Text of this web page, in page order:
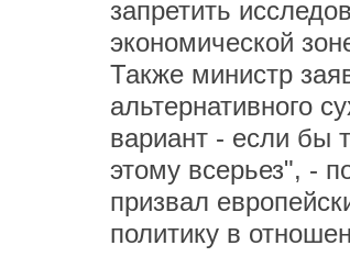
запретить
экономической
Также министр
альтернативного
вариант - если бы
этому всерьез", -
призвал
политику в